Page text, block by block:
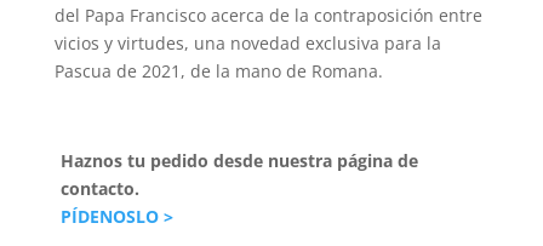
del Papa Francisco acerca de la contraposición entre
vicios y virtudes, una novedad exclusiva para la
Pascua de 2021, de la mano de Romana.
Haznos tu pedido desde nuestra página de
contacto.
PÍDENOSLO >